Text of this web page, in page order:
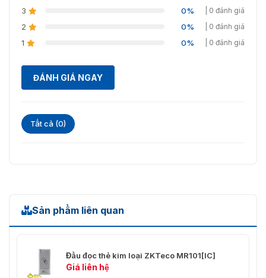
3 0% | 0 đánh giá
2 0% | 0 đánh giá
1 0% | 0 đánh giá
ĐÁNH GIÁ NGAY
Tất cả (0)
Sản phẩm liên quan
Đầu đọc thẻ kim loại ZKTeco MR101[IC]
Giá liên hệ